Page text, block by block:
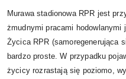
Murawa stadionowa RPR jest
żmudnymi pracami
Życica RPR (samoregenerująca
bardzo proste. W przypadku
życicy rozrastają się poziomo,